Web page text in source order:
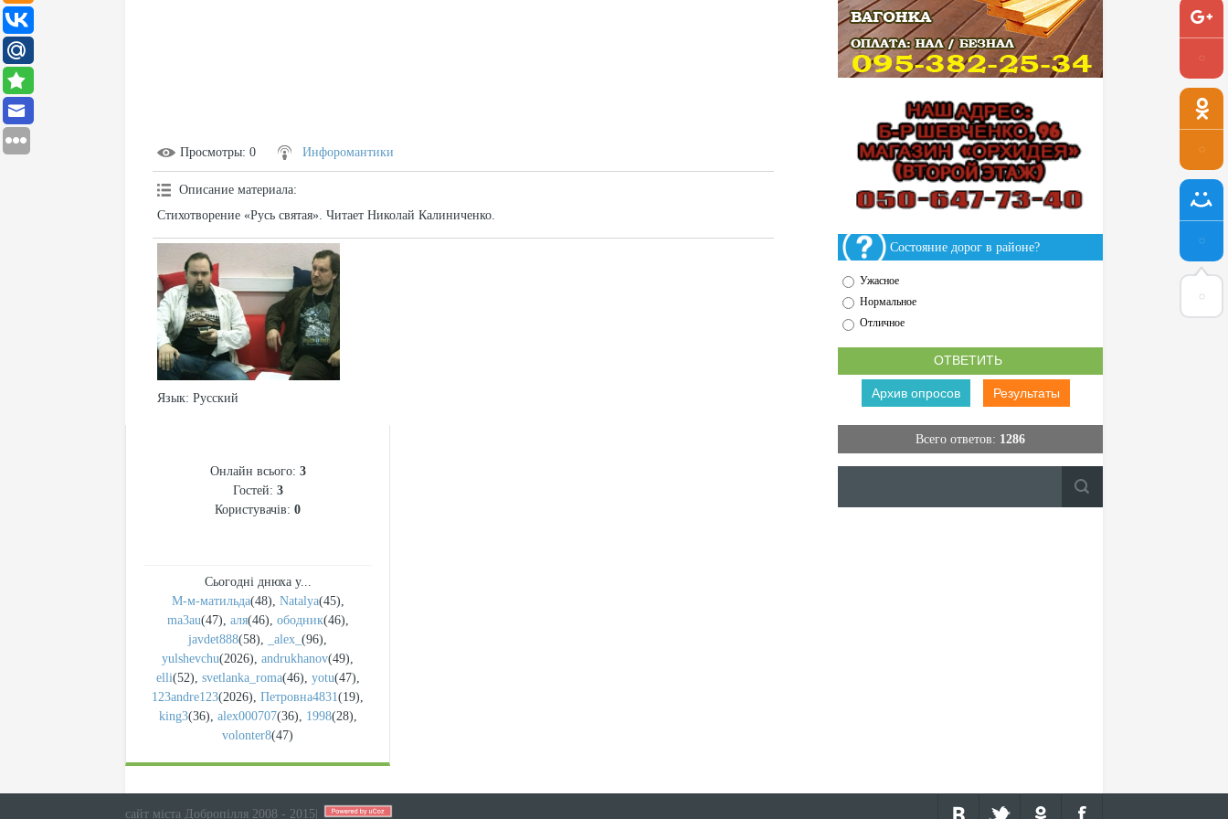
Просмотры: 0 Инфоромантики
Описание материала:
Стихотворение «Русь святая». Читает Николай Калиниченко.
Язык: Русский
Состояние дорог в районе?
Ужасное
Нормальное
Отличное
Архив опросов Результаты
Всего ответов: 1286
Онлайн всього: 3
Гостей: 3
Користувачів: 0
Сьогодні днюха у...
М-м-матильда(48), Natalya(45),
ma3au(47), аля(46), ободник(46),
javdet888(58), _alex_ (96),
yulshevchu(2026), andrukhanov(49),
elli(52), svetlanka_roma(46), yotu(47),
123andre123(2026), Петровна4831(19),
king3(36), alex000707(36), 1998(28),
volonter8(47)
сайт міста Добропілля 2008 - 2015